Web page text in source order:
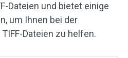
Dateien und bietet einige
um Ihnen bei der
Dateien zu helfen.